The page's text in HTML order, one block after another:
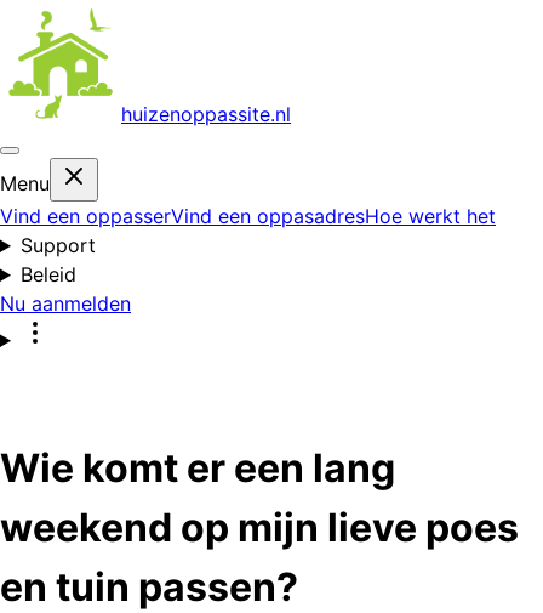
huizenoppassite.nl
Menu
Vind een oppasserVind een oppasadresHoe werkt het
Support
Beleid
Nu aanmelden
Wie komt er een lang
weekend op mijn lieve poes
en tuin passen?